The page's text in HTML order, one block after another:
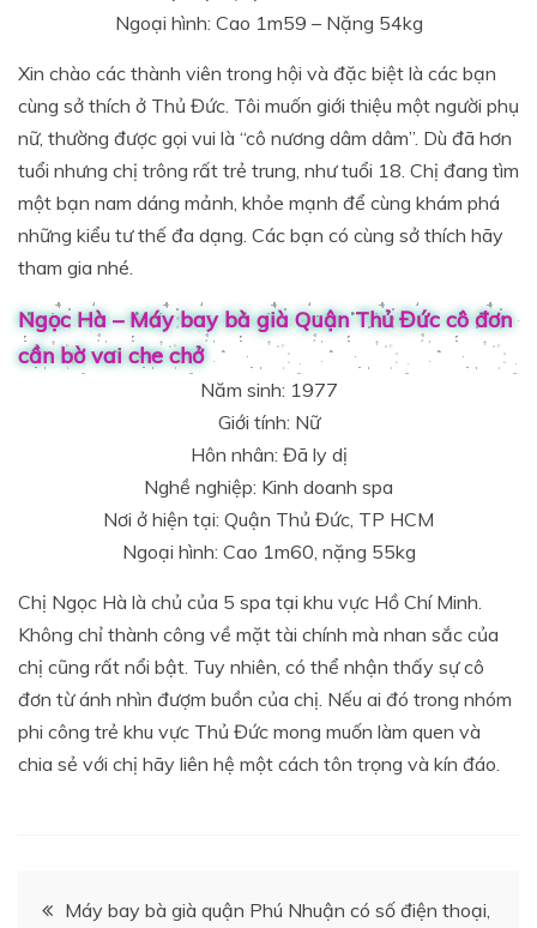
Ngoại hình: Cao 1m59 – Nặng 54kg
Xin chào các thành viên trong hội và đặc biệt là các bạn
cùng sở thích ở Thủ Đức. Tôi muốn giới thiệu một người phụ
nữ, thường được gọi vui là “cô nương dâm dâm”. Dù đã hơn
tuổi nhưng chị trông rất trẻ trung, như tuổi 18. Chị đang tìm
một bạn nam dáng mảnh, khỏe mạnh để cùng khám phá
những kiểu tư thế đa dạng. Các bạn có cùng sở thích hãy
tham gia nhé.
Ngọc Hà – Máy bay bà già Quận Thủ Đức cô đơn
cần bờ vai che chở
Năm sinh: 1977
Giới tính: Nữ
Hôn nhân: Đã ly dị
Nghề nghiệp: Kinh doanh spa
Nơi ở hiện tại: Quận Thủ Đức, TP HCM
Ngoại hình: Cao 1m60, nặng 55kg
Chị Ngọc Hà là chủ của 5 spa tại khu vực Hồ Chí Minh.
Không chỉ thành công về mặt tài chính mà nhan sắc của
chị cũng rất nổi bật. Tuy nhiên, có thể nhận thấy sự cô
đơn từ ánh nhìn đượm buồn của chị. Nếu ai đó trong nhóm
phi công trẻ khu vực Thủ Đức mong muốn làm quen và
chia sẻ với chị hãy liên hệ một cách tôn trọng và kín đáo.
ĐiềuMáy bay bà già quận Phú Nhuận có số điện thoại,